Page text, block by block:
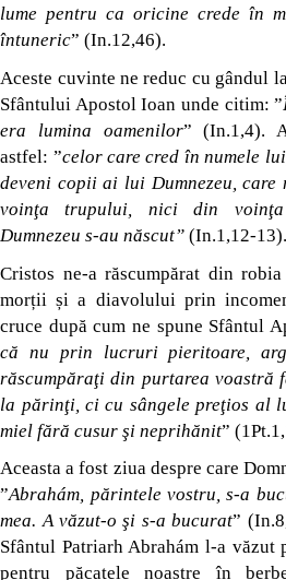
lume pentru ca oricine crede în
întuneric” (In.12,46).
Aceste cuvinte ne reduc cu gândul
Sfântului Apostol Ioan unde citim: ”
era lumina oamenilor” (In.1,4).
astfel: ”celor care cred în numele
deveni copii ai lui Dumnezeu,
voinţa trupului, nici din
Dumnezeu s-au născut”(In.1,12-13).
Cristos ne-a răscumpărat din
morții și a diavolului prin
cruce după cum ne spune Sfântul
că nu prin lucruri pieritoare,
răscumpăraţi din purtarea voastră
la părinţi, ci cu sângele preţios al
miel fără cusur şi neprihănit”
Aceasta a fost ziua despre care
”Abrahám, părintele vostru, s-a
mea. A văzut-o şi s-a bucurat”
Sfântul Patriarh Abrahám l-a văzut
pentru păcatele noastre în